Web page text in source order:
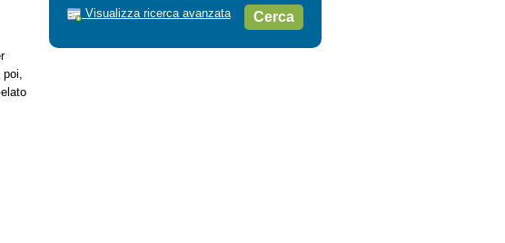
poi,
Visualizza ricerca avanzata Cerca